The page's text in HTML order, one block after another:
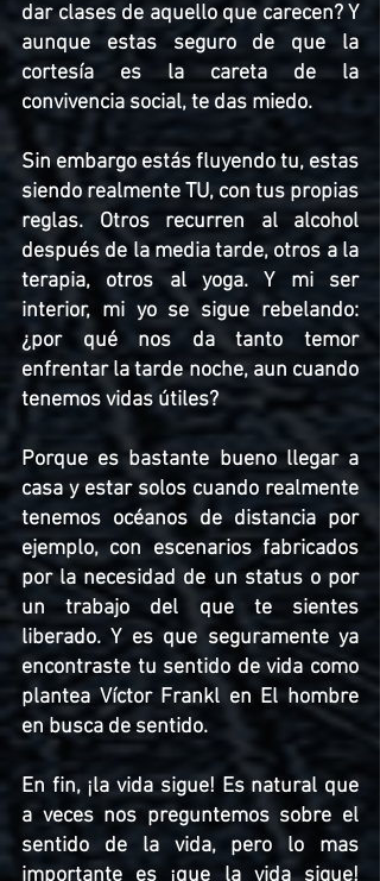
dar clases de aquello que carecen? Y
aunque estas seguro de que la
cortesía es la careta de la
convivencia social, te das miedo.
Sin embargo estás fluyendo tu, estas
siendo realmente TU, con tus propias
reglas. Otros recurren al alcohol
después de la media tarde, otros a la
terapia, otros al yoga. Y mi ser
interior, mi yo se sigue rebelando:
¿por qué nos da tanto temor
enfrentar la tarde noche, aun cuando
tenemos vidas útiles?
Porque es bastante bueno llegar a
casa y estar solos cuando realmente
tenemos océanos de distancia por
ejemplo, con escenarios fabricados
por la necesidad de un status o por
un trabajo del que te sientes
liberado. Y es que seguramente ya
encontraste tu sentido de vida como
plantea Víctor Frankl en El hombre
en busca de sentido.
En fin, ¡la vida sigue! Es natural que
a veces nos preguntemos sobre el
sentido de la vida, pero lo mas